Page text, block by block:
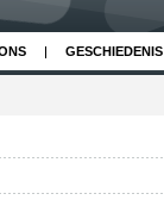
GESCHIEDENIS